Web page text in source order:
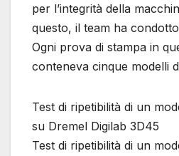
per l’integrità della
questo, il team ha
Ogni prova di stampa in
conteneva cinque modelli
Test di ripetibilità di un
su Dremel Digilab 3D45
Test di ripetibilità di un